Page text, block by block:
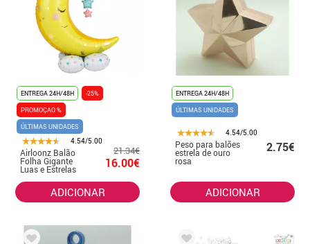
ENTREGA 24H/48H
-25%
PROMOÇAO %
ÚLTIMAS UNIDADES
4.54/5.00
Airloonz Balão
Folha Gigante
Luas e Estrelas
21.34€
16.00€
ADICIONAR
ENTREGA 24H/48H
ÚLTIMAS UNIDADES
4.54/5.00
Peso para balões
estrela de ouro
rosa
2.75€
ADICIONAR